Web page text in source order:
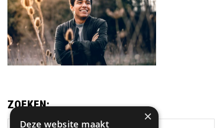
ZOEKEN:
Zoek
×
Deze website maakt